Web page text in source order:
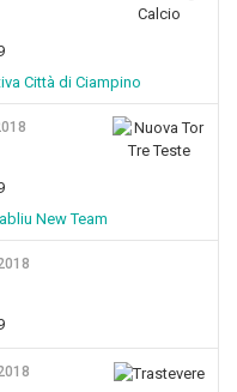
Città di Ciampino
New Team